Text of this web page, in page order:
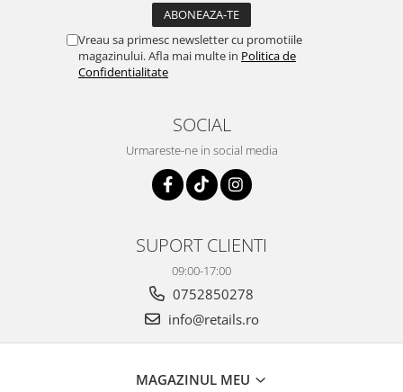
Vreau sa primesc newsletter cu promotiile
magazinului. Afla mai multe in Politica de
Confidentialitate
SOCIAL
Urmareste-ne in social media
SUPORT CLIENTI
09:00-17:00
0752850278
info@retails.ro
MAGAZINUL MEU